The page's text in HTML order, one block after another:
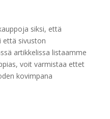
siksi, että
että sivuston
artikkelissa listaamme
voit varmistaa ettet
kovimpana